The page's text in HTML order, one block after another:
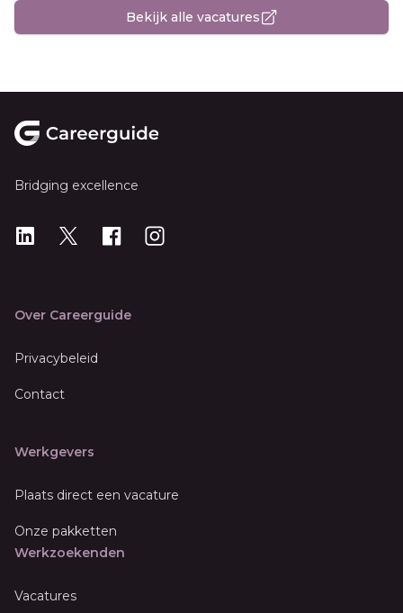
Bekijk alle vacatures
Bridging excellence
LinkedIn
X Instagram
Over Careerguide
Privacybeleid
Contact
Werkgevers
Plaats direct een vacature
Onze pakketten
Werkzoekenden
Vacatures